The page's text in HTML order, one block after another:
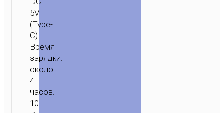
5V
(Type-
C).
Время
зарядки:
около
4
часов.
10.